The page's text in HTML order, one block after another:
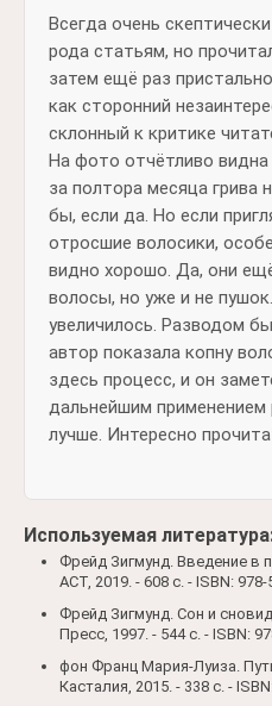
Всегда очень
рода статьям, но
затем ещё раз
как сторонний
склонный к критике
На фото отчётливо
за полтора месяца грива
бы, если да. Но если
отросшие волосики,
видно хорошо. Да, они
волосы, но уже и не
увеличилось. Разводом
автор показала копну
здесь процесс, и он
дальнейшим применением
лучше. Интересно
Используемая
Фрейд Зигмунд. Введение в
АСТ, 2019. - 608 c. - ISBN:
Фрейд Зигмунд. Сон и
Пресс, 1997. - 544 c. - ISBN:
фон Франц Мария-Луиза.
Касталия, 2015. - 338 c. -